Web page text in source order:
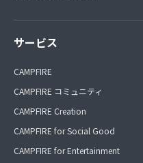
サービス
CAMPFIRE
CAMPFIRE コミュニティ
CAMPFIRE Creation
CAMPFIRE for Social Good
CAMPFIRE for Entertainment